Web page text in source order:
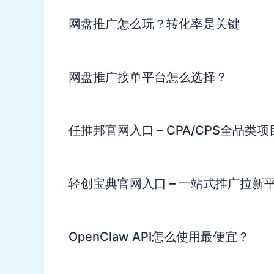
网盘推广怎么玩？转化率是关键
网盘推广接单平台怎么选择？
任推邦官网入口 – CPA/CPS全品类项
轻创宝典官网入口 – 一站式推广拉新
OpenClaw API怎么使用最便宜？